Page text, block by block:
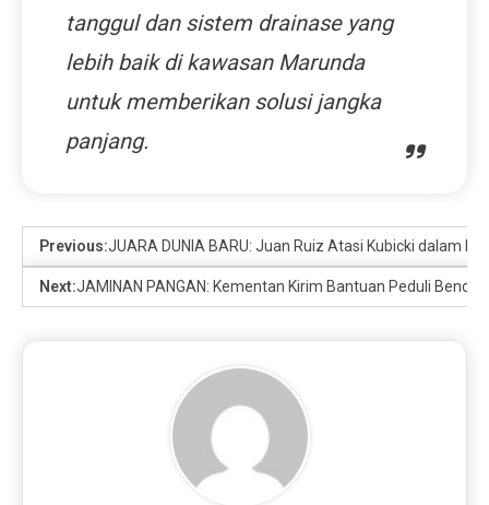
tanggul dan sistem drainase yang
lebih baik di kawasan Marunda
untuk memberikan solusi jangka
panjang.
Previous:JUARA DUNIA BARU: Juan Ruiz Atasi Kubicki dalam
Next:JAMINAN PANGAN: Kementan Kirim Bantuan Peduli